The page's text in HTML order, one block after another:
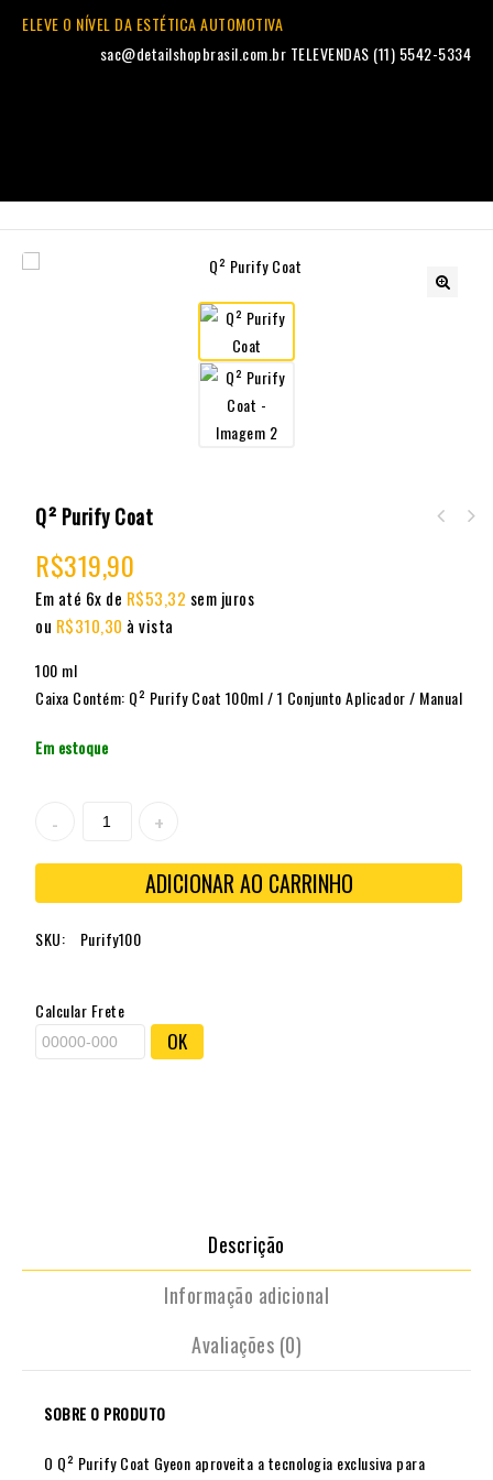
ELEVE O NÍVEL DA ESTÉTICA AUTOMOTIVA
sac@detailshopbrasil.com.br TELEVENDAS (11) 5542-5334
Q² Purify Coat
R$319,90
Em até 6x de R$53,32 sem juros
ou R$310,30 à vista
100 ml
Caixa Contém: Q² Purify Coat 100ml / 1 Conjunto Aplicador / Manual
Em estoque
ADICIONAR AO CARRINHO
SKU: Purify100
Calcular Frete
OK
Descrição
Informação adicional
Avaliações (0)
SOBRE O PRODUTO
O Q² Purify Coat Gyeon aproveita a tecnologia exclusiva para